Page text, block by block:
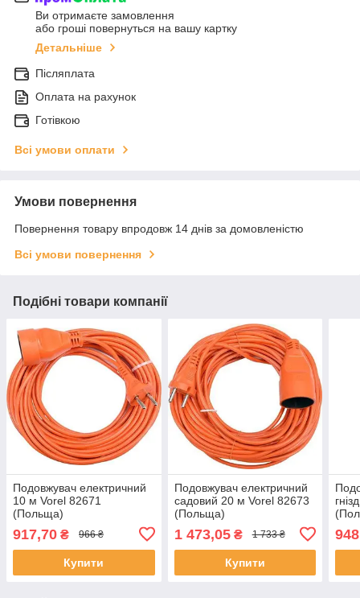
Ви отримаєте замовлення
або гроші повернуться на вашу картку
Детальніше
Післяплата
Оплата на рахунок
Готівкою
Всі умови оплати
Умови повернення
Повернення товару впродовж 14 днів за домовленістю
Всі умови повернення
Подібні товари компанії
Подовжувач електричний
10 м Vorel 82671
(Польща)
917,70 ₴ 966 ₴
Купити
Подовжувач електричний
садовий 20 м Vorel 82673
(Польща)
1 473,05₴ 1 733 ₴
Купити